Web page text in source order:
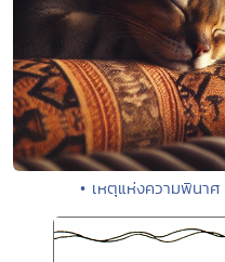
• เหตุแห่งความพินา